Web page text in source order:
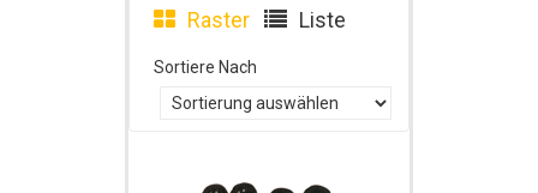
Raster Liste
Sortiere Nach